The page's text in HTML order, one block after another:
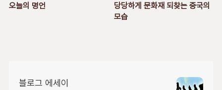
오늘의 명언
당당하게 문화재 되찾는 중국의
모습
블로그 에세이